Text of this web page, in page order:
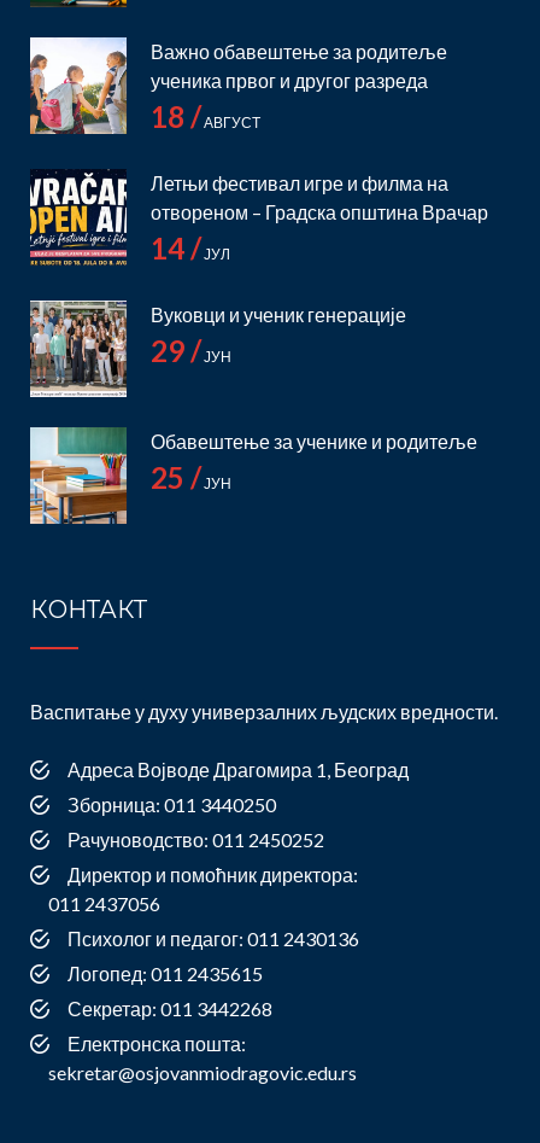
Важно обавештење за родитеље
ученика првог и другог разреда
18 /АВГУСТ
Летњи фестивал игре и филма на
отвореном – Градска општина Врачар
14 /ЈУЛ
Вуковци и ученик генерације
29 /ЈУН
Обавештење за ученике и родитеље
25 /ЈУН
КОНТАКТ
Васпитање у духу универзалних људских вредности.
Адреса Војводе Драгомира 1, Београд
Зборница: 011 3440250
Рачуноводство: 011 2450252
Директор и помоћник директора:
011 2437056
Психолог и педагог: 011 2430136
Логопед: 011 2435615
Секретар: 011 3442268
Електронска пошта:
sekretar@osjovanmiodragovic.edu.rs